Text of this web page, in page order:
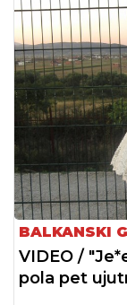
BALKANSKI
VIDEO /
pola pet